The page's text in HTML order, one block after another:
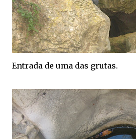
Entrada de uma das grutas.